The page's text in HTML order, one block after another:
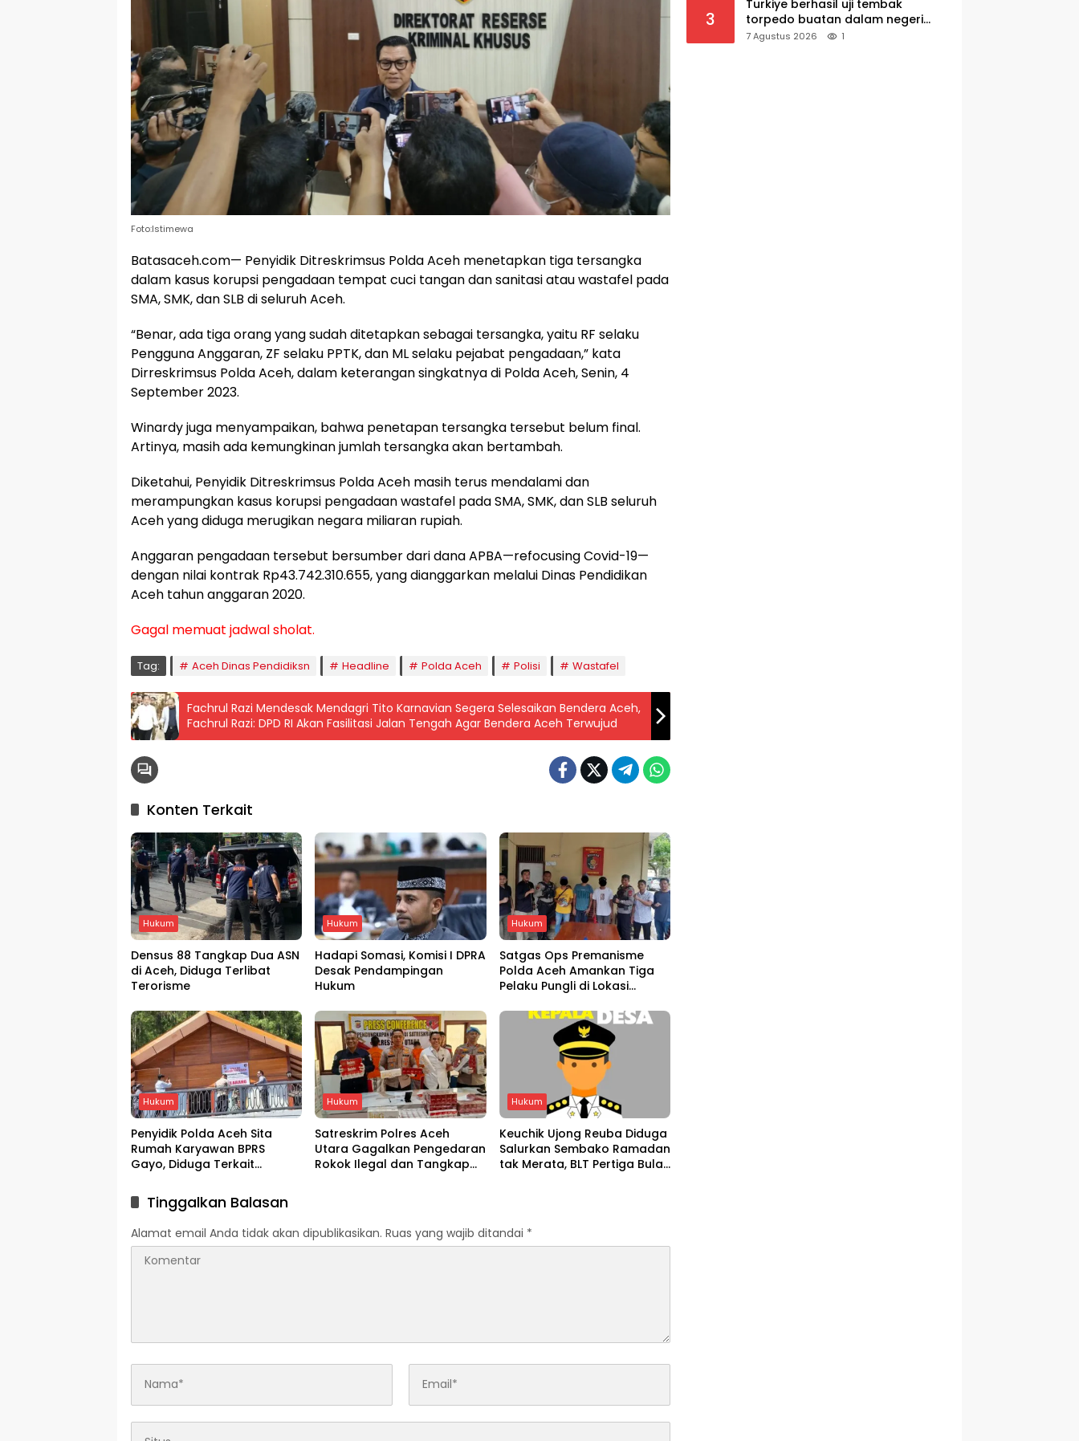
Foto:Istimewa
Batasaceh.com— Penyidik Ditreskrimsus Polda Aceh menetapkan tiga tersangka
dalam kasus korupsi pengadaan tempat cuci tangan dan sanitasi atau wastafel pada
SMA, SMK, dan SLB di seluruh Aceh.
“Benar, ada tiga orang yang sudah ditetapkan sebagai tersangka, yaitu RF selaku
Pengguna Anggaran, ZF selaku PPTK, dan ML selaku pejabat pengadaan,” kata
Dirreskrimsus Polda Aceh, dalam keterangan singkatnya di Polda Aceh, Senin, 4
September 2023.
Winardy juga menyampaikan, bahwa penetapan tersangka tersebut belum final.
Artinya, masih ada kemungkinan jumlah tersangka akan bertambah.
Diketahui, Penyidik Ditreskrimsus Polda Aceh masih terus mendalami dan
merampungkan kasus korupsi pengadaan wastafel pada SMA, SMK, dan SLB seluruh
Aceh yang diduga merugikan negara miliaran rupiah.
Anggaran pengadaan tersebut bersumber dari dana APBA—refocusing Covid-19—
dengan nilai kontrak Rp43.742.310.655, yang dianggarkan melalui Dinas Pendidikan
Aceh tahun anggaran 2020.
Gagal memuat jadwal sholat.
Tag: Aceh Dinas Pendidiksn Headline Polda Aceh Polisi Wastafel
Fachrul Razi Mendesak Mendagri Tito Karnavian Segera Selesaikan Bendera Aceh,
Fachrul Razi: DPD RI Akan Fasilitasi Jalan Tengah Agar Bendera Aceh Terwujud
Konten Terkait
Hukum
Densus 88 Tangkap Dua ASN
di Aceh, Diduga Terlibat
Terorisme
Hukum
Hadapi Somasi, Komisi I DPRA
Desak Pendampingan
Hukum
Hukum
Satgas Ops Premanisme
Polda Aceh Amankan Tiga
Pelaku Pungli di Lokasi
Hukum
Penyidik Polda Aceh Sita
Rumah Karyawan BPRS
Gayo, Diduga Terkait
Hukum
Satreskrim Polres Aceh
Utara Gagalkan Pengedaran
Rokok Ilegal dan Tangkap
Hukum
Keuchik Ujong Reuba Diduga
Salurkan Sembako Ramadan
tak Merata, BLT Pertiga Bulan
Tinggalkan Balasan
Alamat email Anda tidak akan dipublikasikan. Ruas yang wajib ditandai *
3
Turkiye berhasil uji tembak
torpedo buatan dalam negeri
AKYA
7 Agustus 2026 1